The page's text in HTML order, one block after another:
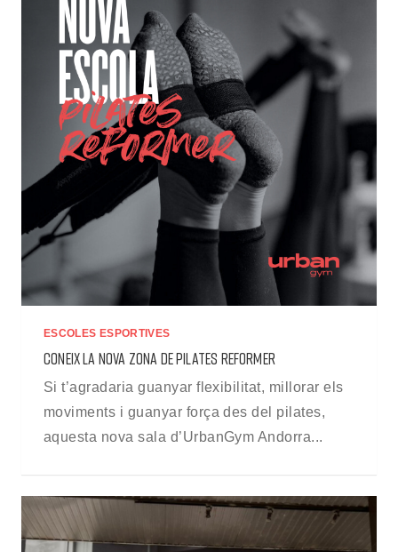
ESCOLES ESPORTIVES
CONEIX LA NOVA ZONA DE PILATES REFORMER
Si t’agradaria guanyar flexibilitat, millorar els
moviments i guanyar força des del pilates,
aquesta nova sala d’UrbanGym Andorra...